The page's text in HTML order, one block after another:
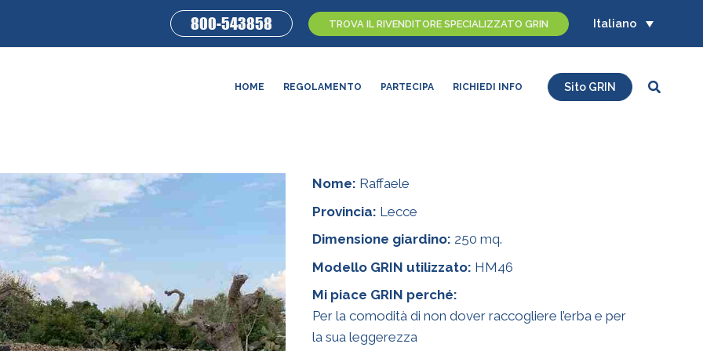
800-543858 TROVA IL RIVENDITORE SPECIALIZZATO GRIN Italiano
HOME REGOLAMENTO PARTECIPA RICHIEDI INFO Sito GRIN Cerca
Nome: Raffaele
Provincia: Lecce
Dimensione giardino: 250 mq.
Modello GRIN utilizzato: HM46
Mi piace GRIN perché:
Per la comodità di non dover raccogliere l’erba e per
la sua leggerezza